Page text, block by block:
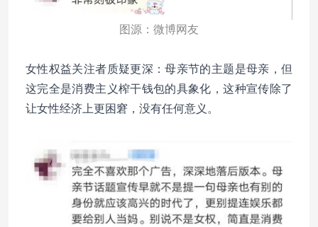
图源：微博网友
女性权益关注者质疑更深：母亲节的主题是母亲，但
这完全是消费主义榨干钱包的具象化，这种宣传除了
让女性经济上更困窘，没有任何意义。